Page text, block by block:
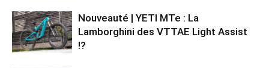
Nouveauté | YETI MTe : La
Lamborghini des VTTAE Light Assist
!?